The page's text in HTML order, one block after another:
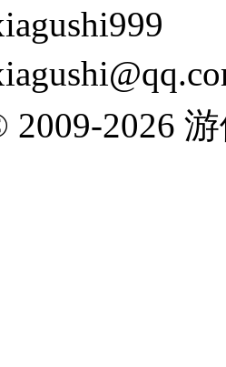
2009-2026